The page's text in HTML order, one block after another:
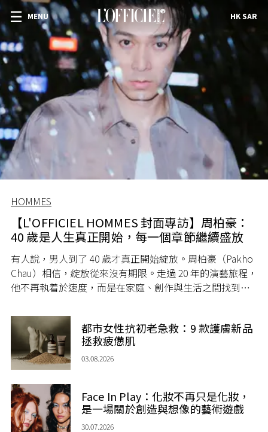
MENU HK SAR
HOMMES
【L'OFFICIEL HOMMES 封面專訪】周柏豪：
40 歲是人生真正開始，每一個章節繼續盛放
有人說，男人到了 40 歲才真正開始綻放。周柏豪（Pakho
Chau）相信，綻放從來沒有期限。走過 20 年的演藝旅程，
他不再執着於速度，而是在家庭、創作與生活之間找到屬
都市女性抗初老急救：9 款護膚新品
拯救疲憊肌
03.08.2026
Face In Play：化妝不再只是化妝，
是一場關於創造與想像的藝術遊戲
30.07.2026